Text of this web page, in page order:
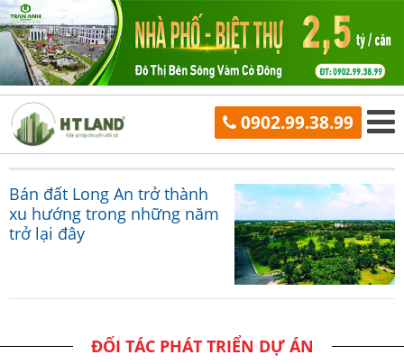
0902.99.38.99
Bán đất Long An trở thành
xu hướng trong những năm
trở lại đây
ĐỐI TÁC PHÁT TRIỂN DỰ ÁN